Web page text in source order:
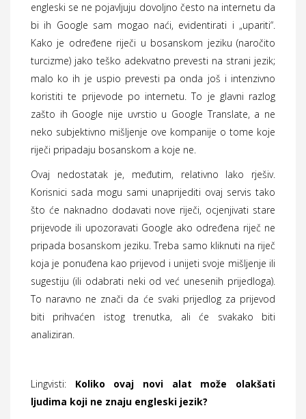
engleski se ne pojavljuju dovoljno često na internetu da
bi ih Google sam mogao naći, evidentirati i „upariti“.
Kako je određene riječi u bosanskom jeziku (naročito
turcizme) jako teško adekvatno prevesti na strani jezik;
malo ko ih je uspio prevesti pa onda još i intenzivno
koristiti te prijevode po internetu. To je glavni razlog
zašto ih Google nije uvrstio u Google Translate, a ne
neko subjektivno mišljenje ove kompanije o tome koje
riječi pripadaju bosanskom a koje ne.
Ovaj nedostatak je, međutim, relativno lako rješiv.
Korisnici sada mogu sami unaprijediti ovaj servis tako
što će naknadno dodavati nove riječi, ocjenjivati stare
prijevode ili upozoravati Google ako određena riječ ne
pripada bosanskom jeziku. Treba samo kliknuti na riječ
koja je ponuđena kao prijevod i unijeti svoje mišljenje ili
sugestiju (ili odabrati neki od već unesenih prijedloga).
To naravno ne znači da će svaki prijedlog za prijevod
biti prihvaćen istog trenutka, ali će svakako biti
analiziran.
Lingvisti: Koliko ovaj novi alat može olakšati
ljudima koji ne znaju engleski jezik?